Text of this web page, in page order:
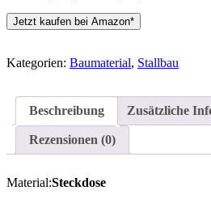
Jetzt kaufen bei Amazon*
Kategorien: Baumaterial, Stallbau
Beschreibung Zusätzliche
Rezensionen (0)
Material:Steckdose